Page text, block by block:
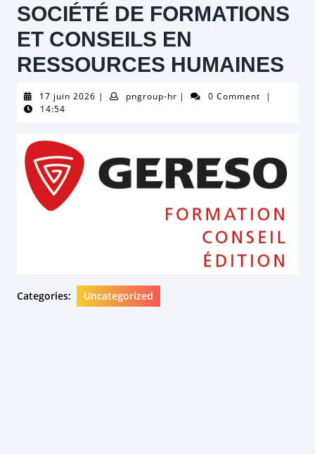
SOCIÉTÉ DE FORMATIONS
ET CONSEILS EN
RESSOURCES HUMAINES
17 juin 2026 17| pngroup-hrpngroup-
| 0 Comment
|
14:54
Categories: Uncategorized